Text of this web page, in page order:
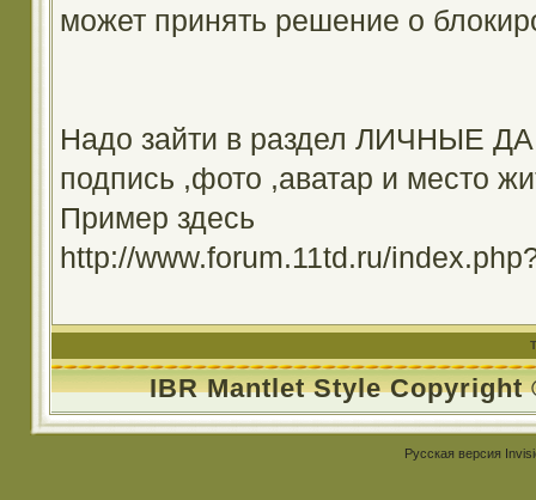
может принять решение о
Надо зайти в раздел ЛИЧНЫЕ
подпись ,фото ,аватар и место
Пример здесь
http://www.forum.11td.ru/
IBR Mantlet Style Copyright
Русская версия